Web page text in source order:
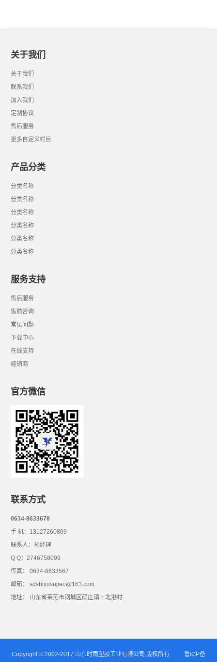
关于我们
关于我们
联系我们
加入我们
定制协议
售后服务
更多自定义栏目
产品分类
分类名称
分类名称
分类名称
分类名称
分类名称
分类名称
服务支持
售后服务
售前咨询
常见问题
下载中心
在线支持
经销商
官方微信
联系方式
0634-8633678
手 机：13127260809
联系人：孙经理
Q Q：2746758099
传真： 0634-8633567
邮箱： sdshiyusujiao@163.com
地址： 山东省莱芜市钢城区颜庄镇上北港村
Copyright © 2002-2017 山东时雨塑胶工业有限公司 版权所有
鲁ICP备